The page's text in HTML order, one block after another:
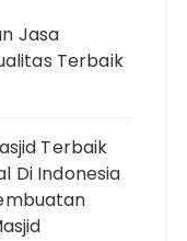
Jasa
Terbaik
Terbaik
Di Indonesia